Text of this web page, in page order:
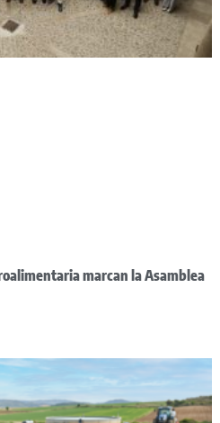
marcan la Asamblea